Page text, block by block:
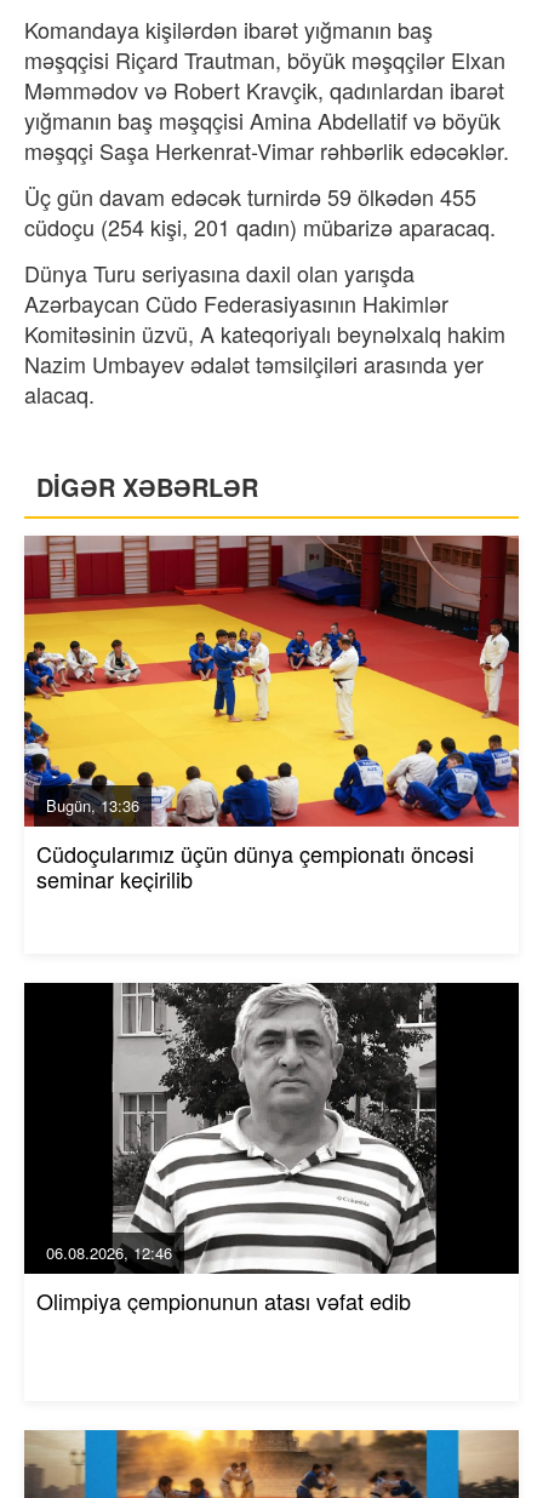
Komandaya kişilərdən ibarət yığmanın baş
məşqçisi Riçard Trautman, böyük məşqçilər Elxan
Məmmədov və Robert Kravçik, qadınlardan ibarət
yığmanın baş məşqçisi Amina Abdellatif və böyük
məşqçi Saşa Herkenrat-Vimar rəhbərlik edəcəklər.
Üç gün davam edəcək turnirdə 59 ölkədən 455
cüdoçu (254 kişi, 201 qadın) mübarizə aparacaq.
Dünya Turu seriyasına daxil olan yarışda
Azərbaycan Cüdo Federasiyasının Hakimlər
Komitəsinin üzvü, A kateqoriyalı beynəlxalq hakim
Nazim Umbayev ədalət təmsilçiləri arasında yer
alacaq.
DİGƏR XƏBƏRLƏR
Bugün, 13:36
Cüdoçularımız üçün dünya çempionatı öncəsi
seminar keçirilib
06.08.2026, 12:46
Olimpiya çempionunun atası vəfat edib